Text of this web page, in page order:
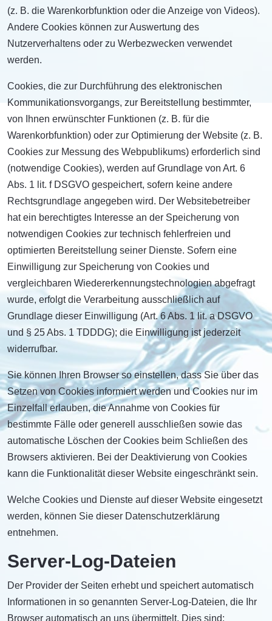
(z. B. die Warenkorbfunktion oder die Anzeige von Videos).
Andere Cookies können zur Auswertung des
Nutzerverhaltens oder zu Werbezwecken verwendet
werden.
Cookies, die zur Durchführung des elektronischen
Kommunikationsvorgangs, zur Bereitstellung bestimmter,
von Ihnen erwünschter Funktionen (z. B. für die
Warenkorbfunktion) oder zur Optimierung der Website (z. B.
Cookies zur Messung des Webpublikums) erforderlich sind
(notwendige Cookies), werden auf Grundlage von Art. 6
Abs. 1 lit. f DSGVO gespeichert, sofern keine andere
Rechtsgrundlage angegeben wird. Der Websitebetreiber
hat ein berechtigtes Interesse an der Speicherung von
notwendigen Cookies zur technisch fehlerfreien und
optimierten Bereitstellung seiner Dienste. Sofern eine
Einwilligung zur Speicherung von Cookies und
vergleichbaren Wiedererkennungstechnologien abgefragt
wurde, erfolgt die Verarbeitung ausschließlich auf
Grundlage dieser Einwilligung (Art. 6 Abs. 1 lit. a DSGVO
und § 25 Abs. 1 TDDDG); die Einwilligung ist jederzeit
widerrufbar.
Sie können Ihren Browser so einstellen, dass Sie über das
Setzen von Cookies informiert werden und Cookies nur im
Einzelfall erlauben, die Annahme von Cookies für
bestimmte Fälle oder generell ausschließen sowie das
automatische Löschen der Cookies beim Schließen des
Browsers aktivieren. Bei der Deaktivierung von Cookies
kann die Funktionalität dieser Website eingeschränkt sein.
Welche Cookies und Dienste auf dieser Website eingesetzt
werden, können Sie dieser Datenschutzerklärung
entnehmen.
Server-Log-Dateien
Der Provider der Seiten erhebt und speichert automatisch
Informationen in so genannten Server-Log-Dateien, die Ihr
Browser automatisch an uns übermittelt. Dies sind: